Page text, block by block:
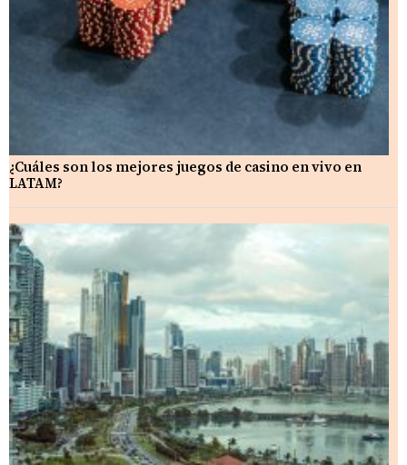
¿Cuáles son los mejores juegos de casino en vivo en
LATAM?